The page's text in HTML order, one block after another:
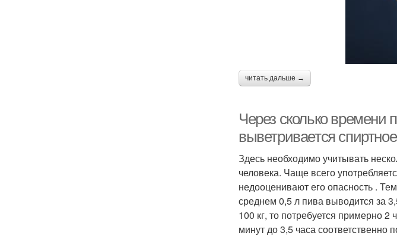
читать дальше →
Через сколько времени
выветривается спиртное
Здесь необходимо учитывать
человека. Чаще всего
недооценивают его опасность .
среднем 0,5 л пива выводится за
100 кг, то потребуется примерно 2
минут до 3,5 часа соответственно